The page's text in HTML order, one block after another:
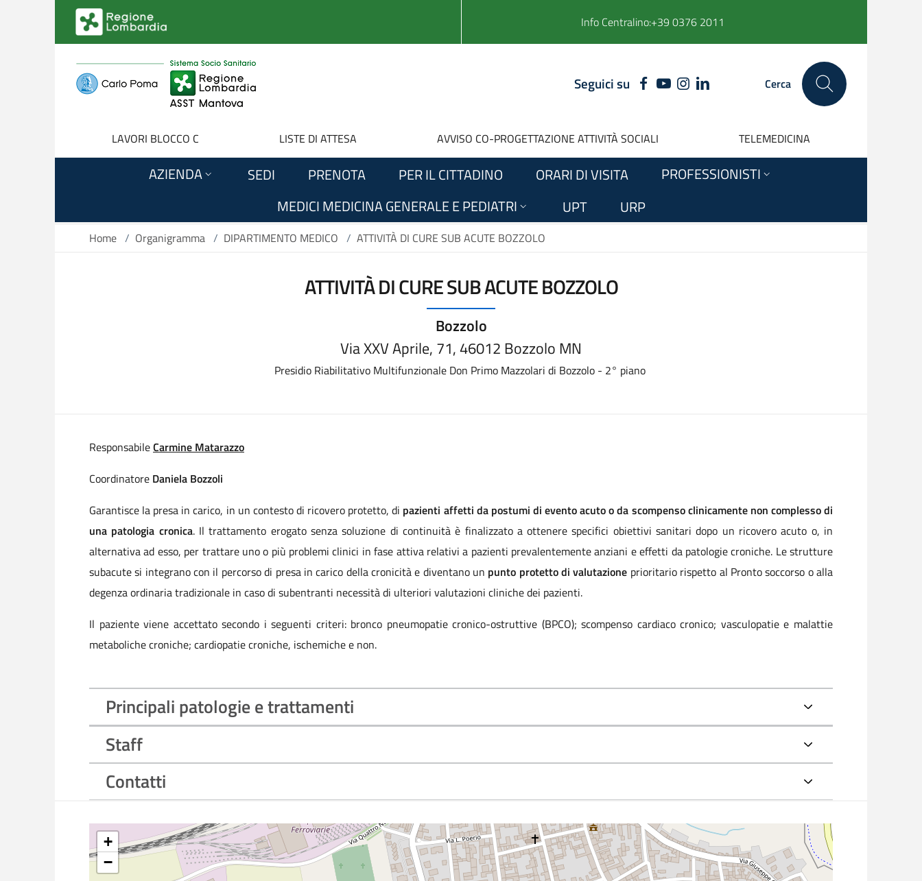
Salta al contenuto principale
Info Centralino:+39 0376 2011
Seguici suFACEBOOK
YOUTUBE
INSTAGRAM
LINKEDIN Cerca
LAVORI BLOCCO C LISTE DI ATTESA AVVISO CO-PROGETTAZIONE ATTIVITÀ SOCIALI TELEMEDICINA
AZIENDA SEDI PRENOTA PER IL CITTADINO ORARI DI VISITA
PROFESSIONISTI
MEDICI MEDICINA GENERALE E PEDIATRI
UPT URP
Home / Organigramma / DIPARTIMENTO MEDICO / ATTIVITÀ DI CURE SUB ACUTE BOZZOLO
ATTIVITÀ DI CURE SUB ACUTE BOZZOLO
Bozzolo
Via XXV Aprile, 71, 46012 Bozzolo MN
Presidio Riabilitativo Multifunzionale Don Primo Mazzolari di Bozzolo - 2° piano
ResponsabileCarmine Matarazzo
Coordinatore Daniela Bozzoli
Garantisce la presa in carico, in un contesto di ricovero protetto, di pazienti affetti da postumi di evento acuto o da scompenso clinicamente non complesso di
una patologia cronica. Il trattamento erogato senza soluzione di continuità è finalizzato a ottenere specifici obiettivi sanitari dopo un ricovero acuto o, in
alternativa ad esso, per trattare uno o più problemi clinici in fase attiva relativi a pazienti prevalentemente anziani e effetti da patologie croniche. Le strutture
subacute si integrano con il percorso di presa in carico della cronicità e diventano un punto protetto di valutazione prioritario rispetto al Pronto soccorso o alla
degenza ordinaria tradizionale in caso di subentranti necessità di ulteriori valutazioni cliniche dei pazienti.
Il paziente viene accettato secondo i seguenti criteri: bronco pneumopatie cronico-ostruttive (BPCO); scompenso cardiaco cronico; vasculopatie e malattie
metaboliche croniche; cardiopatie croniche, ischemiche e non.
Principali patologie e trattamenti
Staff
Contatti
+
−